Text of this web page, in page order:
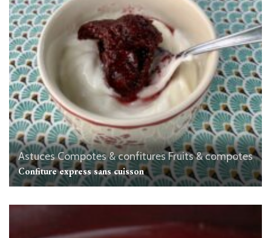
AstucesCompotes & confituresFruits & compotes
Confiture express sans cuisson